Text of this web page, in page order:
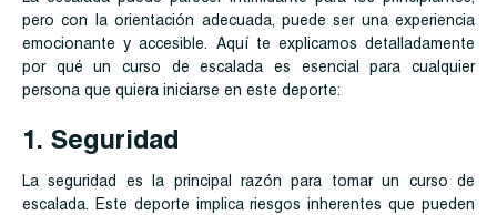
pero con la orientación adecuada, puede ser una experiencia
emocionante y accesible. Aquí te explicamos detalladamente
por qué un curso de escalada es esencial para cualquier
persona que quiera iniciarse en este deporte:
1. Seguridad
La seguridad es la principal razón para tomar un curso de
escalada. Este deporte implica riesgos inherentes que pueden